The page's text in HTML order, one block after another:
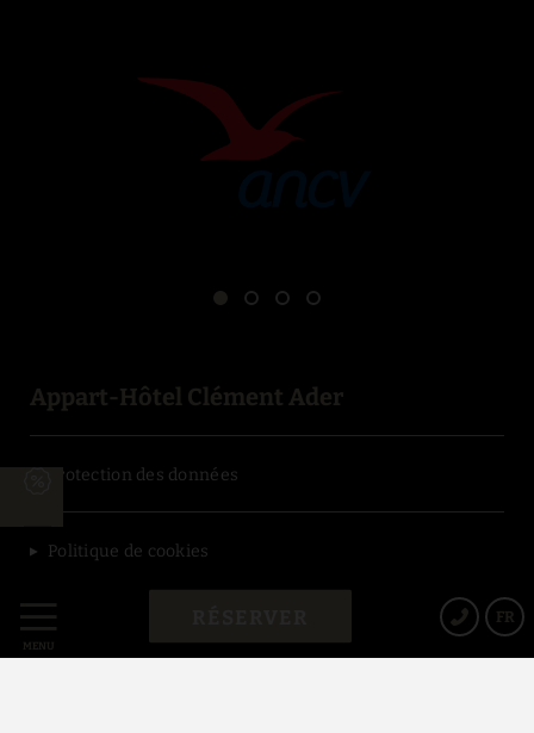
MENU
FR
Appart-Hôtel Clément Ader
Protection des données
Politique de cookies
Avis Juridique